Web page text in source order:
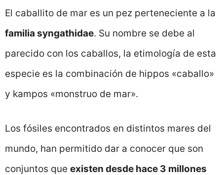
El caballito de mar es un pez perteneciente a la
familia syngathidae. Su nombre se debe al
parecido con los caballos, la etimología de esta
especie es la combinación de hippos «caballo»
y kampos «monstruo de mar».
Los fósiles encontrados en distintos mares del
mundo, han permitido dar a conocer que son
conjuntos que existen desde hace 3 millones